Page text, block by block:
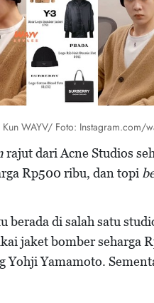
Kun WAYV/ Foto: Instagram.com/
rajut dari Acne Studios
Rp500 ribu, dan topi
berada di salah satu
jaket bomber seharga
Yohji Yamamoto.